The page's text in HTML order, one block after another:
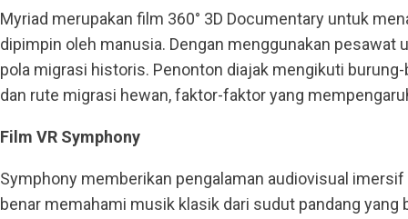
Myriad merupakan film 360° 3D Documentary untuk
dipimpin oleh manusia. Dengan menggunakan
pola migrasi historis. Penonton diajak mengikuti
dan rute migrasi hewan, faktor-faktor yang
Film VR Symphony
Symphony memberikan pengalaman audiovisual
benar memahami musik klasik dari sudut pandang